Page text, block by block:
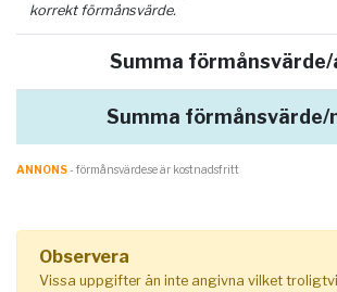
korrekt förmånsvärde.
Summa förmånsvärde/
Summa förmånsvärde/
ANNONS- förmånsvärde.se är kostnadsfritt
Observera
Vissa uppgifter än inte angivna vilket